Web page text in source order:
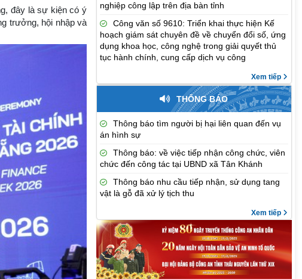
đây là sự kiện có ý
trưởng, hội nhập và
nghiệp công lập trên địa bàn tỉnh
Công văn số 9610: Triển khai thực hiện Kế
hoạch giám sát chuyên đề về chuyển đổi số, ứng
dụng khoa học, công nghệ trong giải quyết thủ
tục hành chính, cung cấp dịch vụ công
Xem tiếp
THÔNG BÁO
Thông báo tìm người bị hại liên quan đến vụ
án hình sự
Thông báo: về việc tiếp nhận công chức, viên
chức đến công tác tại UBND xã Tân Khánh
Thông báo nhu cầu tiếp nhận, sử dụng tang
vật là gỗ đã xử lý tịch thu
Xem tiếp